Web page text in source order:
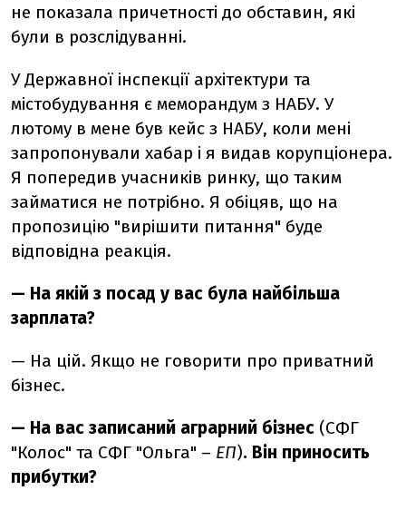
не показала причетності до обставин, які
були в розслідуванні.
У Державної інспекції архітектури та
містобудування є меморандум з НАБУ. У
лютому в мене був кейс з НАБУ, коли мені
запропонували хабар і я видав корупціонера.
Я попередив учасників ринку, що таким
займатися не потрібно. Я обіцяв, що на
пропозицію "вирішити питання" буде
відповідна реакція.
— На якій з посад у вас була найбільша
зарплата?
— На цій. Якщо не говорити про приватний
бізнес.
— На вас записаний аграрний бізнес (СФГ
"Колос" та СФГ "Ольга" – ЕП). Він приносить
прибутки?